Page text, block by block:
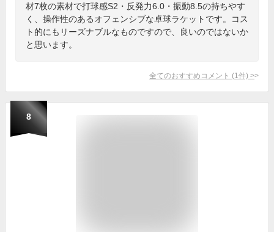
材7枚の素材で打球感S2・反発力6.0・振動8.5の持ちやす
く、操作性のあるオフェンシブな卓球ラケットです。コス
ト的にもリーズナブルなものですので、良いのではないか
と思います。
全てのおすすめコメント (1 件) >
8